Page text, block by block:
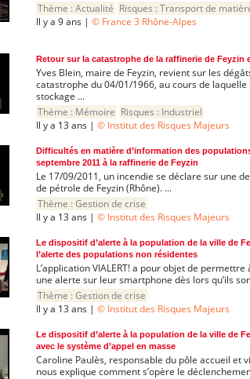
Thème : Actualité Risques : Transport de
Il y a 9 ans | © France 3 Rhône-Alpes
Retour sur la catastrophe de la raffinerie de Feyzin
Yves Blein, maire de Feyzin, revient sur les
catastrophe du 04/01/1966, au cours de
stockage ...
Thème : Mémoire Risques : Industriel
Il y a 13 ans | © Institut des Risques Majeurs
Difficultés en matière d’information des
septembre 2011 à la raffinerie de Feyzin
Le 17/09/2011, un incendie se déclare sur une
de pétrole de Feyzin (Rhône). ...
Thème : Gestion de crise
Il y a 13 ans | © Institut des Risques Majeurs
Le dispositif d’alerte à la population de la ville de
l’alerte des populations non résidentes
L’application VIALERT! a pour objet de
une alerte sur leur smartphone dès lors qu’ils
Thème : Gestion de crise
Il y a 13 ans | © Institut des Risques Majeurs
Le dispositif d’alerte à la population de la ville de
avec le système d’appel en masse
Caroline Paulès, responsable du pôle accueil et
nous explique comment s’opère le